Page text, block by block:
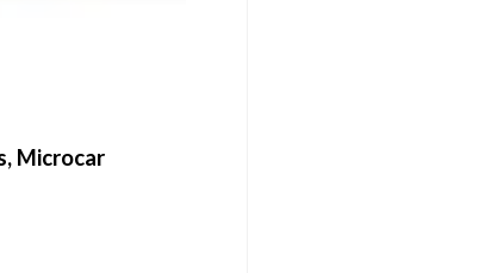
Microcar